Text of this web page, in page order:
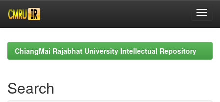
navigationChiangMai Rajabhat University Intellectual Repository
Search